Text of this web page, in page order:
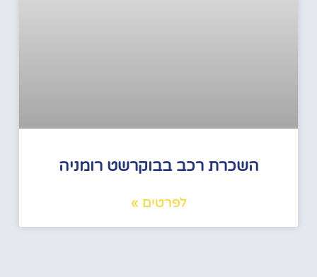
השכרת רכב בבוקרשט רומניה
לפרטים »